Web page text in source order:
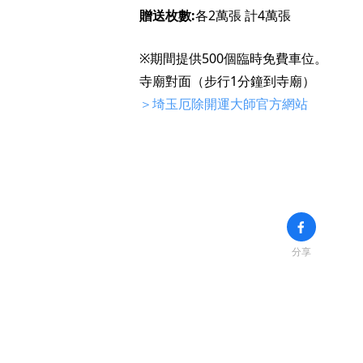
贈送枚數:各2萬張 計4萬張
※期間提供500個臨時免費車位。
寺廟對面（步行1分鐘到寺廟）
＞埼玉厄除開運大師官方網站
分享